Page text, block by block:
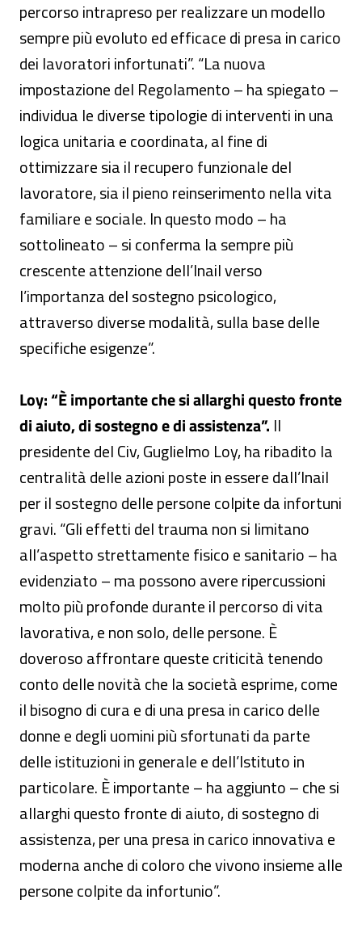
percorso intrapreso per realizzare un modello
sempre più evoluto ed efficace di presa in carico
dei lavoratori infortunati”. “La nuova
impostazione del Regolamento – ha spiegato –
individua le diverse tipologie di interventi in una
logica unitaria e coordinata, al fine di
ottimizzare sia il recupero funzionale del
lavoratore, sia il pieno reinserimento nella vita
familiare e sociale. In questo modo – ha
sottolineato – si conferma la sempre più
crescente attenzione dell’Inail verso
l’importanza del sostegno psicologico,
attraverso diverse modalità, sulla base delle
specifiche esigenze”.
Loy: “È importante che si allarghi questo fronte
di aiuto, di sostegno e di assistenza”. Il
presidente del Civ, Guglielmo Loy, ha ribadito la
centralità delle azioni poste in essere dall’Inail
per il sostegno delle persone colpite da infortuni
gravi. “Gli effetti del trauma non si limitano
all’aspetto strettamente fisico e sanitario – ha
evidenziato – ma possono avere ripercussioni
molto più profonde durante il percorso di vita
lavorativa, e non solo, delle persone. È
doveroso affrontare queste criticità tenendo
conto delle novità che la società esprime, come
il bisogno di cura e di una presa in carico delle
donne e degli uomini più sfortunati da parte
delle istituzioni in generale e dell’Istituto in
particolare. È importante – ha aggiunto – che si
allarghi questo fronte di aiuto, di sostegno di
assistenza, per una presa in carico innovativa e
moderna anche di coloro che vivono insieme alle
persone colpite da infortunio”.